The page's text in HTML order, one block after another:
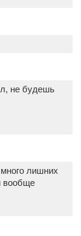
не будешь
лишних
вообще